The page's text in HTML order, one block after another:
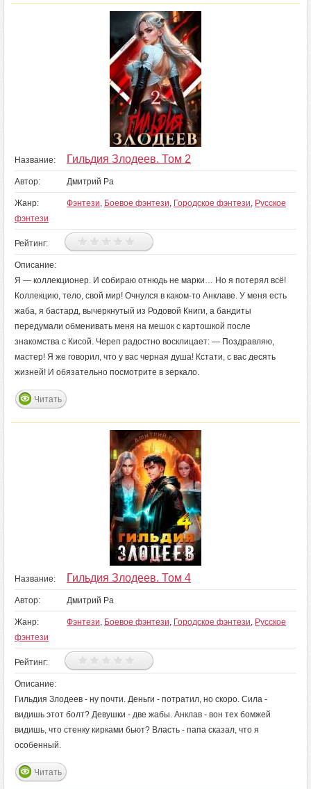
Название: Гильдия Злодеев. Том 2
Автор: Дмитрий Ра
Жанр: Фэнтези, Боевое фэнтези, Городское фэнтези, Русское
фэнтези
Рейтинг:
Описание:
Я — коллекционер. И собираю отнюдь не марки… Но я потерял всё!
Коллекцию, тело, свой мир! Очнулся в каком-то Анклаве. У меня есть
жаба, я бастард, вычеркнутый из Родовой Книги, а бандиты
передумали обменивать меня на мешок с картошкой после
знакомства с Кисой. Череп радостно восклицает: — Поздравляю,
мастер! Я же говорил, что у вас черная душа! Кстати, с вас десять
жизней! И обязательно посмотрите в зеркало.
Читать
Название: Гильдия Злодеев. Том 4
Автор: Дмитрий Ра
Жанр: Фэнтези, Боевое фэнтези, Городское фэнтези, Русское
фэнтези
Рейтинг:
Описание:
Гильдия Злодеев - ну почти. Деньги - потратил, но скоро. Сила -
видишь этот болт? Девушки - две жабы. Анклав - вон тех бомжей
видишь, что стенку кирками бьют? Власть - папа сказал, что я
особенный.
Читать